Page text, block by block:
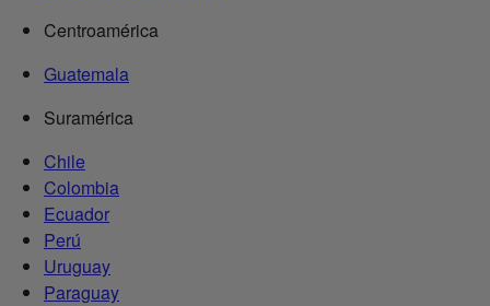
Centroamérica
Guatemala
Suramérica
Chile
Colombia
Ecuador
Perú
Uruguay
Paraguay